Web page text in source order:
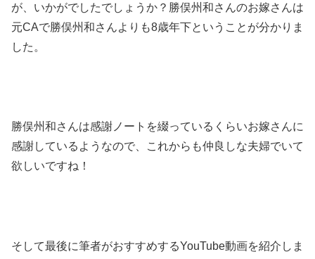
が、いかがでしたでしょうか？勝俣州和さんのお嫁さんは
元CAで勝俣州和さんよりも8歳年下ということが分かりま
した。
勝俣州和さんは感謝ノートを綴っているくらいお嫁さんに
感謝しているようなので、これからも仲良しな夫婦でいて
欲しいですね！
そして最後に筆者がおすすめするYouTube動画を紹介しま